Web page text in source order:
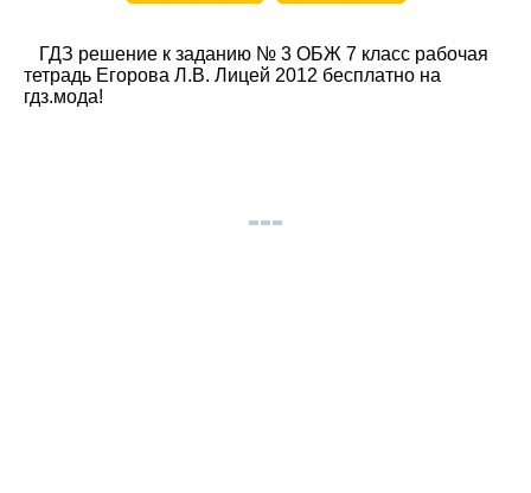
ГДЗ решение к заданию № 3 ОБЖ 7 класс рабочая
тетрадь Егорова Л.В. Лицей 2012 бесплатно на
гдз.мода!